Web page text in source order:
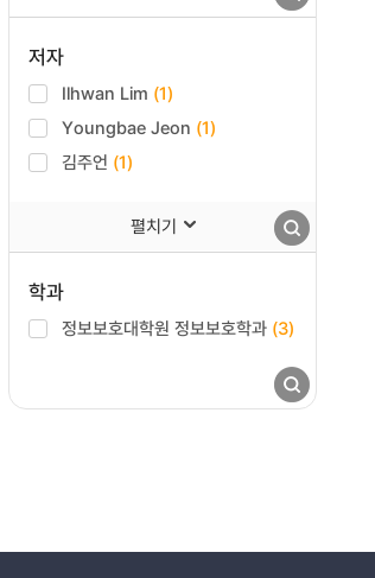
저자
Ilhwan Lim (1)
Youngbae Jeon (1)
김주언 (1)
펼치기
학과
정보보호대학원 정보보호학과 (3)